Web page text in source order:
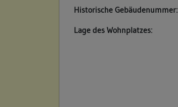
Historische Gebäudenummer:
Lage des Wohnplatzes: